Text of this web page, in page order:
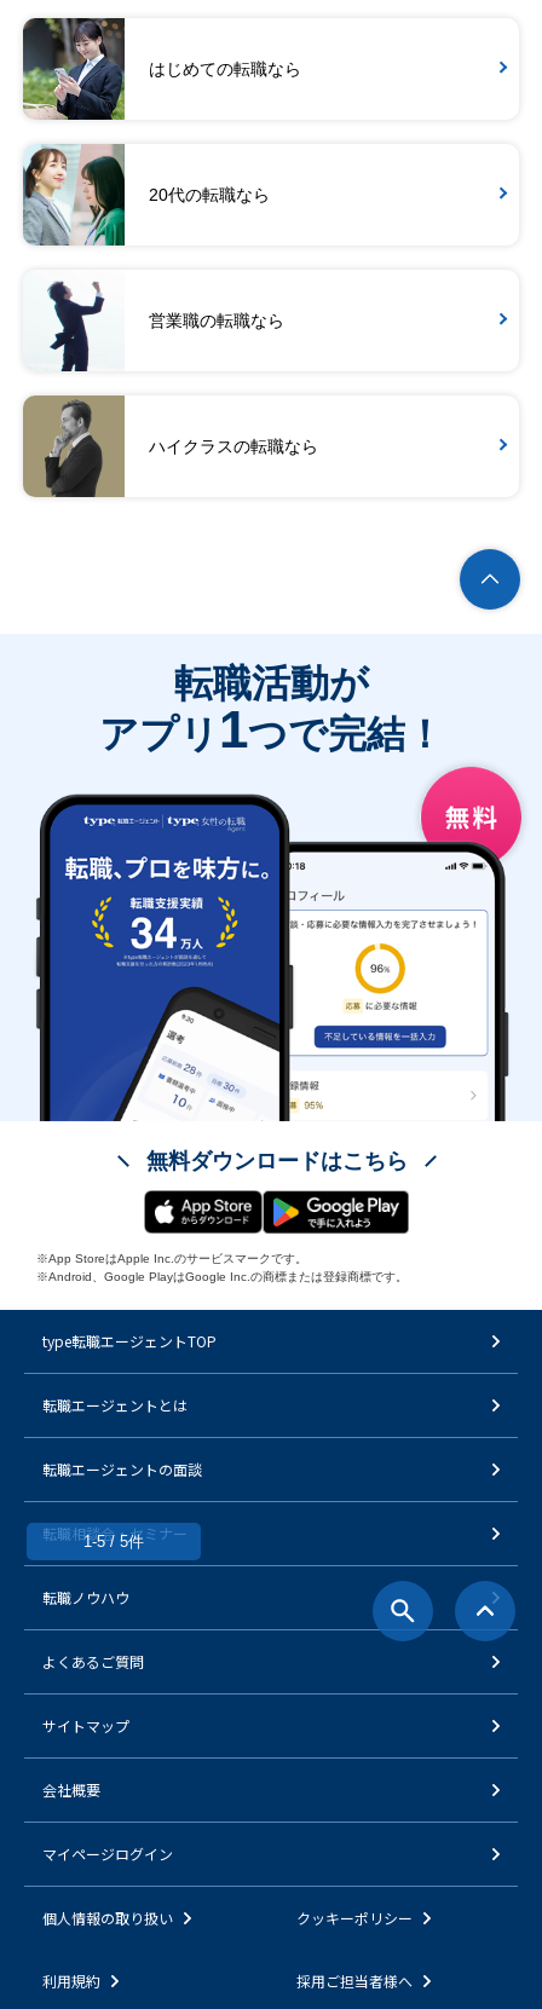
はじめての転職なら
20代の転職なら
営業職の転職なら
ハイクラスの転職なら
1-5 / 5件
転職活動が
アプリ 1つで完結！
無料ダウンロードはこちら
※App StoreはApple Inc.のサービスマークです。
※Android、Google PlayはGoogle Inc.の商標または登録商標です。
type転職エージェントTOP
転職エージェントとは
転職エージェントの面談
転職相談会・セミナー
転職ノウハウ
よくあるご質問
サイトマップ
会社概要
マイページログイン
個人情報の取り扱い クッキーポリシー
利用規約 採用ご担当者様へ